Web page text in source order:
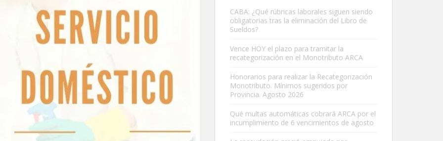
CABA: ¿Qué rúbricas laborales siguen siendo
obligatorias tras la eliminación del Libro de
Sueldos?
Vence HOY el plazo para tramitar la
recategorización en el Monotributo ARCA
Honorarios para realizar la Recategorización
Monotributo. Mínimos sugeridos por
Provincia. Agosto 2026
Qué multas automáticas cobrará ARCA por el
incumplimiento de 6 vencimientos de agosto